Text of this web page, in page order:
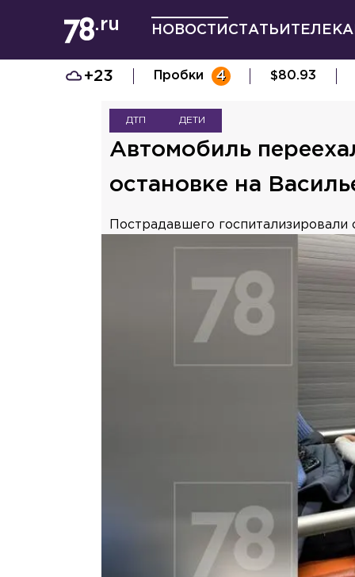
НОВОСТИ СТАТЬИ
+23 Пробки 4 $80.93
ДТП ДЕТИ
Автомобиль
остановке на
Пострадавшего